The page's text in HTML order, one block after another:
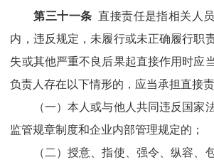
第三十一条 直接责任是指相关人
内，违反规定，未履行或未正确履行职
失或其他严重不良后果起直接作用时应
负责人存在以下情形的，应当承担直接责
（一）本人或与他人共同违反国家
监管规章制度和企业内部管理规定的；
（二）授意、指使、强令、纵容、